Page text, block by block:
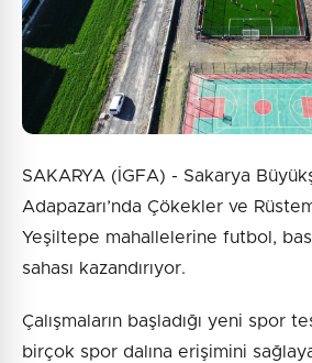
Gönder
SAKARYA (İGFA) - Sakarya
Adapazarı’nda Çökekler ve
Yeşiltepe mahallelerine futbol,
sahası kazandırıyor.
Çalışmaların başladığı yeni spor
birçok spor dalına erişimini